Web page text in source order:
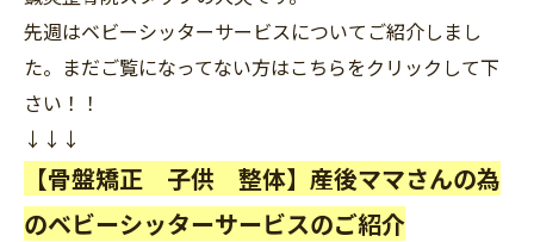
先週はベビーシッターサービスについてご紹介しまし
た。まだご覧になってない方はこちらをクリックして下
さい！！
↓↓↓
【骨盤矯正 子供 整体】産後ママさんの為
のベビーシッターサービスのご紹介